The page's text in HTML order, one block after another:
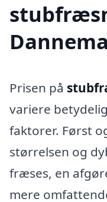
Prisen på
variere
faktorer. Først
størrelsen og
fræses, en
mere